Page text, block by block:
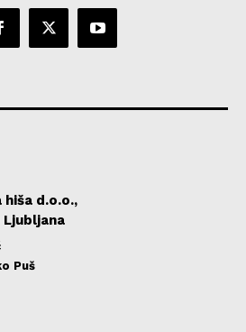
hiša d.o.o.,
Ljubljana
Puš